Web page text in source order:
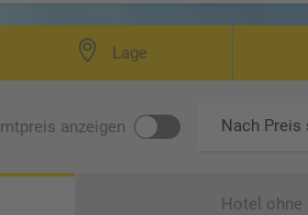
Lage
anzeigen
Hotel ohne